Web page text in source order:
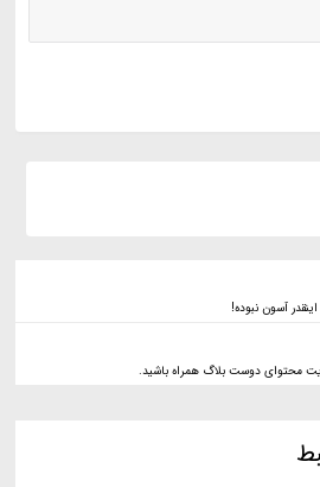
آسون نبوده!
محتوای دوست بلاگ همراه باشید.